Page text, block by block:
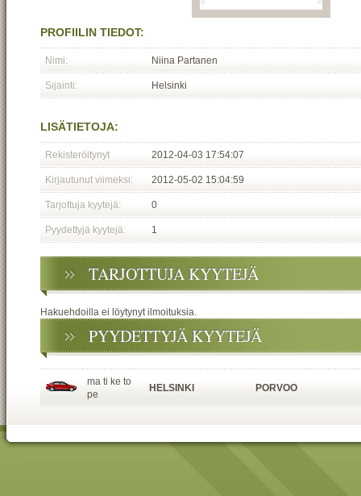
PROFIILIN TIEDOT:
Nimi: Niina Partanen
Sijainti: Helsinki
LISÄTIETOJA:
Rekisteröitynyt 2012-04-03 17:54:07
Kirjautunut viimeksi: 2012-05-02 15:04:59
Tarjottuja kyytejä: 0
Pyydettyjä kyytejä: 1
TARJOTTUJA KYYTEJÄ
Hakuehdoilla ei löytynyt ilmoituksia.
PYYDETTYJÄ KYYTEJÄ
ma ti ke to
pe
HELSINKI PORVOO